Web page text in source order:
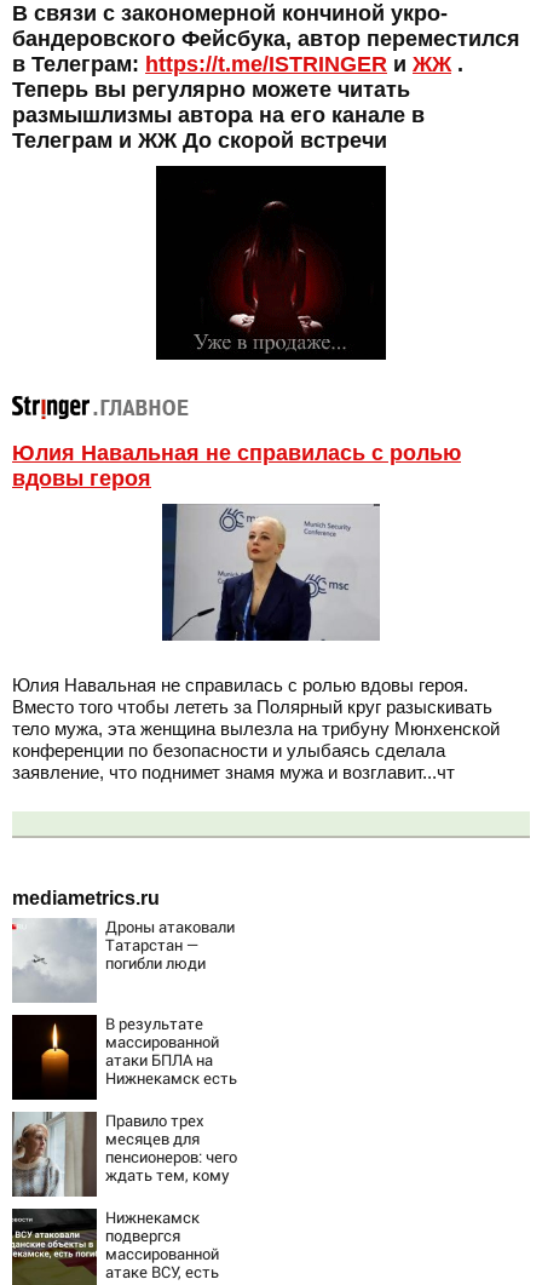
В связи с закономерной кончиной укро-
бандеровского Фейсбука, автор переместился
в Телеграм: https://t.me/ISTRINGER и ЖЖ.
Теперь вы регулярно можете читать
размышлизмы автора на его канале в
Телеграм и ЖЖ До скорой встречи
Юлия Навальная не справилась с ролью
вдовы героя
Юлия Навальная не справилась с ролью вдовы героя.
Вместо того чтобы лететь за Полярный круг разыскивать
тело мужа, эта женщина вылезла на трибуну Мюнхенской
конференции по безопасности и улыбаясь сделала
заявление, что поднимет знамя мужа и возглавит...чт
mediametrics.ru
Дроны атаковали
Татарстан —
погибли люди
В результате
массированной
атаки БПЛА на
Нижнекамск есть
Правило трех
месяцев для
пенсионеров: чего
ждать тем, кому
на карту
Нижнекамск
подвергся
массированной
атаке ВСУ, есть